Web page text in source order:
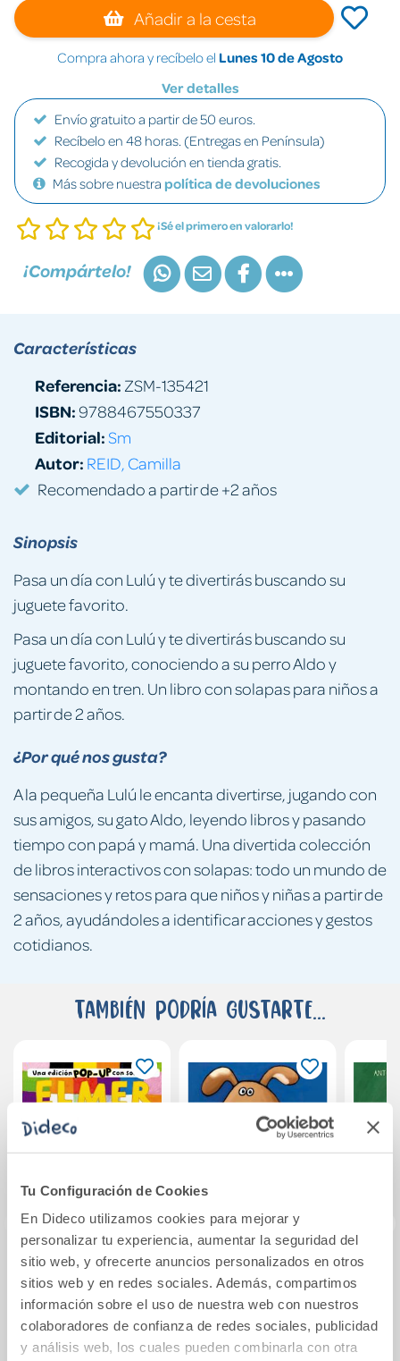
Tu Configuración de Cookies
En Dideco utilizamos cookies para mejorar y
personalizar tu experiencia, aumentar la seguridad del
sitio web, y ofrecerte anuncios personalizados en otros
sitios web y en redes sociales. Además, compartimos
información sobre el uso de nuestra web con nuestros
colaboradores de confianza de redes sociales, publicidad
y análisis web, los cuales pueden combinarla con otra
Añadir a la cesta
Compra ahora y recíbelo el Lunes 10 de Agosto
Ver detalles
Envío gratuito a partir de 50 euros.
Recíbelo en 48 horas. (Entregas en Península)
Recogida y devolución en tienda gratis.
Más sobre nuestra política de devoluciones
¡Sé el primero en valorarlo!
¡Compártelo!
Sinopsis
Pasa un día con Lulú y te divertirás buscando su
juguete favorito.
Pasa un día con Lulú y te divertirás buscando su
juguete favorito, conociendo a su perro Aldo y
montando en tren. Un libro con solapas para niños a
partir de 2 años.
¿Por qué nos gusta?
A la pequeña Lulú le encanta divertirse, jugando con
sus amigos, su gato Aldo, leyendo libros y pasando
tiempo con papá y mamá. Una divertida colección
de libros interactivos con solapas: todo un mundo de
sensaciones y retos para que niños y niñas a partir de
2 años, ayudándoles a identificar acciones y gestos
cotidianos.
Características
Referencia: ZSM-135421
ISBN:9788467550337
Editorial:Sm
Autor: REID, Camilla
Recomendado a partir de +2 años
También podría gustarte...
Elmer. Libro Pop-
Up - Elmer. Una
edición pop-up
con solapas
18,95€
Cucú-tras
10,95€